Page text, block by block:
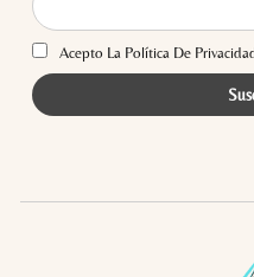
Acepto La Política De